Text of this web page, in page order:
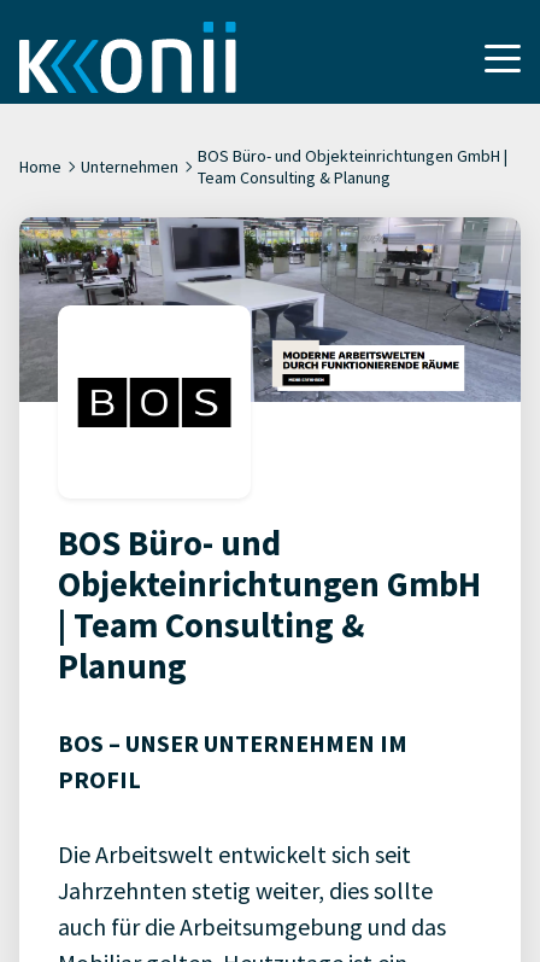
Home Unternehmen
BOS Büro- und Objekteinrichtungen GmbH |
Team Consulting & Planung
BOS Büro- und
Objekteinrichtungen GmbH
| Team Consulting &
Planung
BOS – UNSER UNTERNEHMEN IM
PROFIL
Die Arbeitswelt entwickelt sich seit
Jahrzehnten stetig weiter, dies sollte
auch für die Arbeitsumgebung und das